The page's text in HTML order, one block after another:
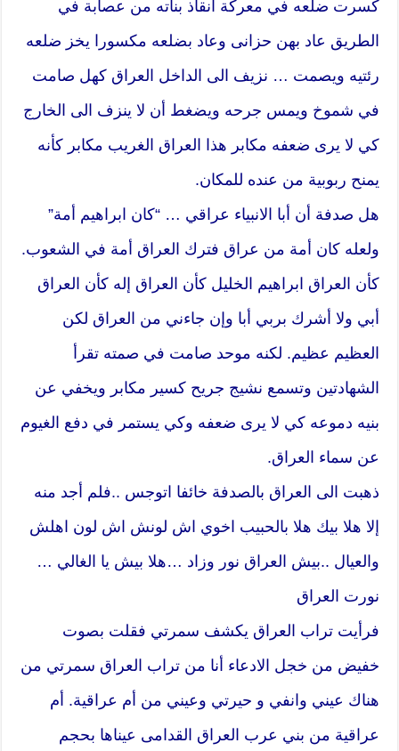
كسرت ضلعه في معركة انقاذ بناته من عصابة في
الطريق عاد بهن حزانى وعاد بضلعه مكسورا يخز ضلعه
رئتيه ويصمت … نزيف الى الداخل العراق كهل صامت
في شموخ ويمس جرحه ويضغط أن لا ينزف الى الخارج
كي لا يرى ضعفه مكابر هذا العراق الغريب مكابر كأنه
يمنح ربوبية من عنده للمكان.
هل صدفة أن أبا الانبياء عراقي … “كان ابراهيم أمة”
ولعله كان أمة من عراق فترك العراق أمة في الشعوب.
كأن العراق ابراهيم الخليل كأن العراق إله كأن العراق
أبي ولا أشرك بربي أبا وإن جاءني من العراق لكن
العظيم عظيم. لكنه موحد صامت في صمته تقرأ
الشهادتين وتسمع نشيج جريح كسير مكابر ويخفي عن
بنيه دموعه كي لا يرى ضعفه وكي يستمر في دفع الغيوم
عن سماء العراق.
ذهبت الى العراق بالصدفة خائفا اتوجس ..فلم أجد منه
إلا هلا بيك هلا بالحبيب اخوي اش لونش اش لون اهلش
والعيال ..بيش العراق نور وزاد …هلا بيش يا الغالي …
نورت العراق
فرأيت تراب العراق يكشف سمرتي فقلت بصوت
خفيض من خجل الادعاء أنا من تراب العراق سمرتي من
هناك عيني وانفي و حيرتي وعيني من أم عراقية. أم
عراقية من بني عرب العراق القدامى عيناها بحجم